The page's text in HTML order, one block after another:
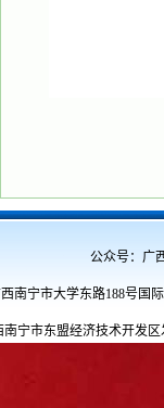
公众号：广西民
南宁市大学东路188号国
南宁市东盟经济技术开发